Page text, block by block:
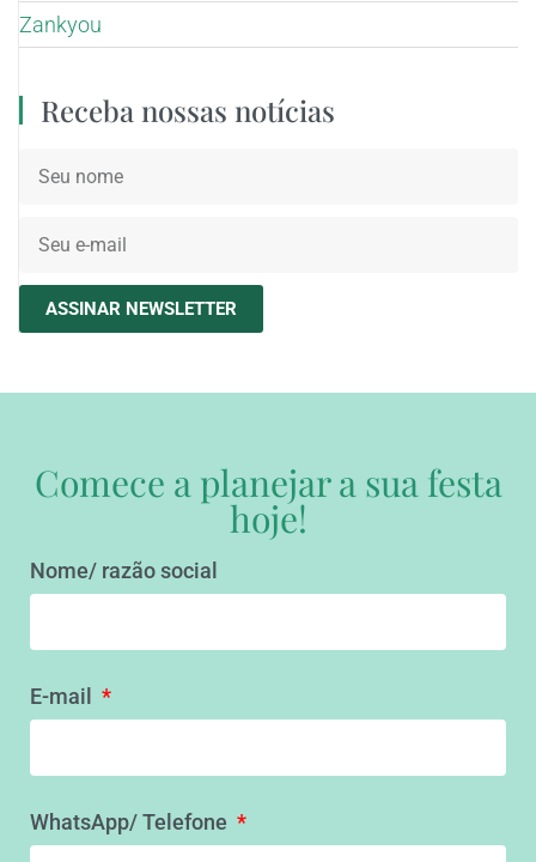
Zankyou
Receba nossas notícias
ASSINAR NEWSLETTER
Comece a planejar a sua festa
hoje!
Nome/ razão social
E-mail
WhatsApp/ Telefone